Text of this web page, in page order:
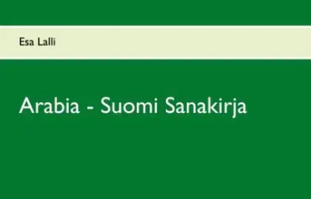
Tuotekuvaus
Arabia- Suomi Sanakirja Kirja sisältää yli 20,000 hakusanaa.